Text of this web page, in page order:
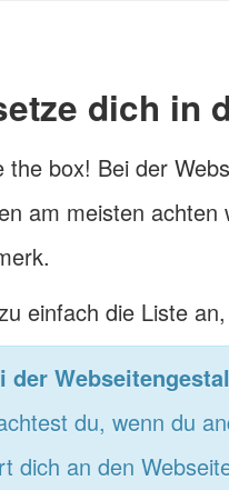
dich in
the box! Bei der
am meisten
einfach die Liste
der
du, wenn du
dich an den